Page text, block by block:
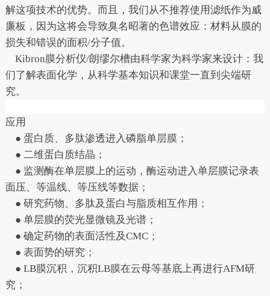
解这项技术的优势。而且，我们从不推荐使用滤纸作为威
廉板，因为这将会导致臭名昭著的色谱效应：材料从膜的
损失和错误的面积/分子值。
Kibron膜分析仪/朗缪尔槽由科学家为科学家来设计：我
们了解表面化学，从科学基本知识和课堂一直到尖端研
究。
应用
● 蛋白质、多肽渗透进入磷脂单层膜；
● 二维蛋白质结晶；
● 监测酶在单层膜上的运动，酶运动进入单层膜记录表
面压、等温线、等压线等数据；
● 研究药物、多肽及蛋白与脂质相互作用；
● 单层膜的荧光显微镜及光谱；
● 确定药物的表面活性及CMC；
● 表面势的研究；
● LB膜沉积，沉积LB膜在云母等基底上再进行AFM研
究；